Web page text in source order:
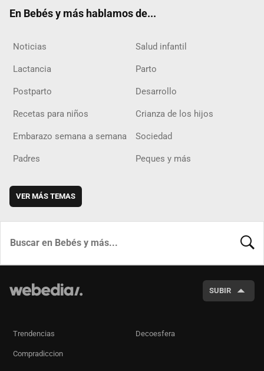
En Bebés y más hablamos de...
Noticias Salud infantil
Lactancia Parto
Postparto Desarrollo
Recetas para niños Crianza de los hijos
Embarazo semana a semana Sociedad
Padres Peques y más
VER MÁS TEMAS
SUBIR
Trendencias Decoesfera
Compradiccion